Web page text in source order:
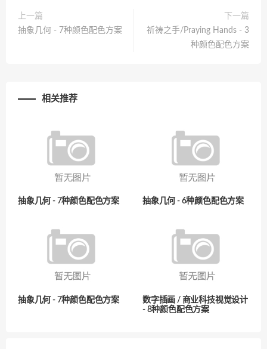
上一篇
抽象几何 - 7种颜色配色方案
下一篇
祈祷之手/Praying Hands - 3
种颜色配色方案
相关推荐
抽象几何 - 7种颜色配色方案 抽象几何 - 6种颜色配色方案
抽象几何 - 7种颜色配色方案
数字插画 / 商业科技视觉设计
- 8种颜色配色方案